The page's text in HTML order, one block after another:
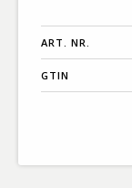
ART. NR.
GTIN